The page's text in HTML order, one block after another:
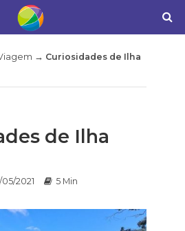
→ Curiosidades de Ilha
de Ilha
05/2021 5 Min